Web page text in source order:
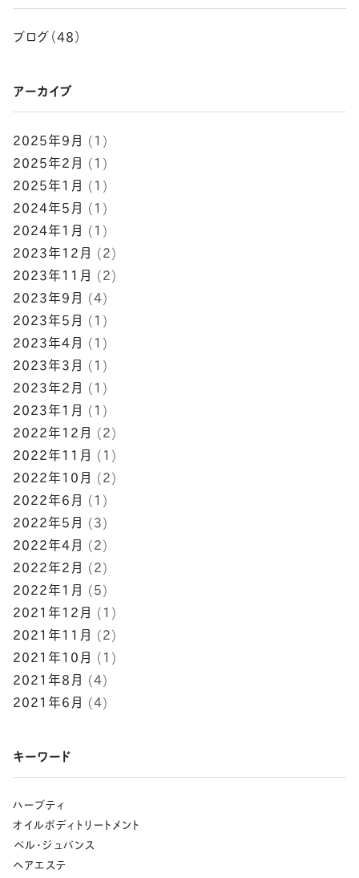
ブログ（48）
アーカイブ
2025年9月 (1)
2025年2月 (1)
2025年1月 (1)
2024年5月 (1)
2024年1月 (1)
2023年12月 (2)
2023年11月 (2)
2023年9月 (4)
2023年5月 (1)
2023年4月 (1)
2023年3月 (1)
2023年2月 (1)
2023年1月 (1)
2022年12月 (2)
2022年11月 (1)
2022年10月 (2)
2022年6月 (1)
2022年5月 (3)
2022年4月 (2)
2022年2月 (2)
2022年1月 (5)
2021年12月 (1)
2021年11月 (2)
2021年10月 (1)
2021年8月 (4)
2021年6月 (4)
キーワード
ハーブティ
オイルボディトリートメント
⁡ベル･ジュバンス
ヘアエステ